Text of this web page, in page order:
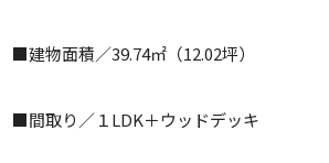
■建物面積／39.74㎡（12.02坪）
■間取り／１LDK＋ウッドデッキ